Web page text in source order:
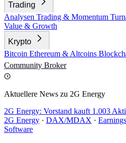
Trading
Analysen Trading & Momentum
Value & Growth
Krypto
Bitcoin Ethereum & Altcoins
Community Broker
Aktuellere News zu 2G Energy
2G Energy: Vorstand kauft 1.003
2G Energy · DAX/MDAX · Earnings
Software